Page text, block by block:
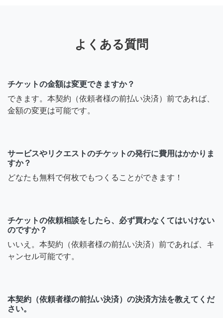
よくある質問
チケットの金額は変更できますか？
できます。本契約（依頼者様の前払い決済）前であれば、
金額の変更は可能です。
サービスやリクエストのチケットの発行に費用はかかりま
すか？
どなたも無料で何枚でもつくることができます！
チケットの依頼相談をしたら、必ず買わなくてはいけない
のですか？
いいえ。本契約（依頼者様の前払い決済）前であれば、キ
ャンセル可能です。
本契約（依頼者様の前払い決済）の決済方法を教えてくだ
さい。